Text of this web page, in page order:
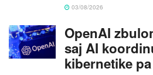
03/08/2026
OpenAI
saj AI
kibernetike